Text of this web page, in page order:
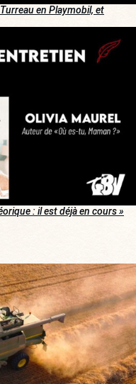
en Playmobil, et
: il est déjà en cours »